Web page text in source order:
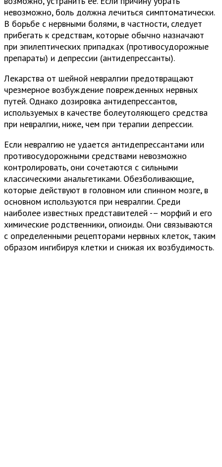
невозможно, боль должна лечиться симптоматически.
В борьбе с нервными болями, в частности, следует
прибегать к средствам, которые обычно назначают
при эпилептических припадках (противосудорожные
препараты) и депрессии (антидепрессанты).
Лекарства от шейной невралгии предотвращают
чрезмерное возбуждение поврежденных нервных
путей. Однако дозировка антидепрессантов,
используемых в качестве болеутоляющего средства
при невралгии, ниже, чем при терапии депрессии.
Если невралгию не удается антидепрессантами или
противосудорожными средствами невозможно
контролировать, они сочетаются с сильными
классическими анальгетиками. Обезболивающие,
которые действуют в головном или спинном мозге, в
основном используются при невралгии. Среди
наиболее известных представителей -– морфий и его
химические родственники, опиоиды. Они связываются
с определенными рецепторами нервных клеток, таким
образом ингибируя клетки и снижая их возбудимость.